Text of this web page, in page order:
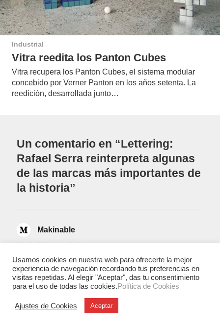
Industrial
Vitra reedita los Panton Cubes
Vitra recupera los Panton Cubes, el sistema modular
concebido por Verner Panton en los años setenta. La
reedición, desarrollada junto…
Un comentario en “Lettering:
Rafael Serra reinterpreta algunas
de las marcas más importantes de
la historia”
Makinable
07.12.2023 a las 12:26
Ese estilo retro que recuerda a los años 80 es
sencillamente espectacular. Pareciera que estamos
viendo aquellas populares revistas de informática de
la época o un Spectrum 48k. Enhorabuena al autor.
Usamos cookies en nuestra web para ofrecerte la mejor
experiencia de navegación recordando tus preferencias en
visitas repetidas. Al elegir "Aceptar", das tu consentimiento
para el uso de todas las cookies.Política de Cookies
Ajustes de Cookies Aceptar